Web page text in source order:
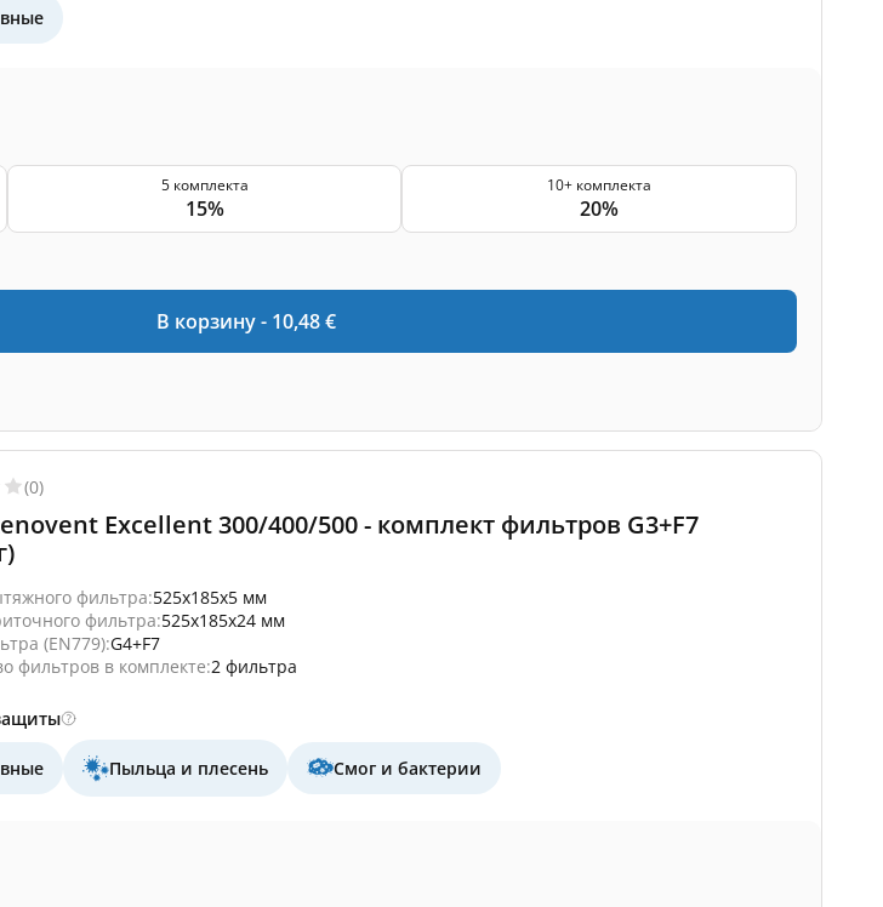
5 комплекта
15%
10+ комплекта
20%
В корзину - 10,48€
(0)
Excellent 300/400/500 - комплект фильтров G3+F7
фильтра:525x185x5 мм
фильтра:525x185x24 мм
(EN779):G4+F7
фильтров в комплекте:2 фильтра
Пыльца и плесень Смог и бактерии